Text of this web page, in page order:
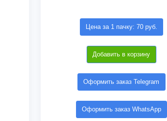
Цена за 1 пачку: 70 руб.
Добавить в корзину
Оформить заказ Telegram
Оформить заказ WhatsApp